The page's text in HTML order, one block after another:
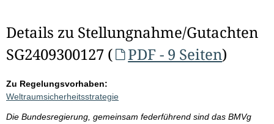
Details zu Stellungnahme/Gutachten
SG2409300127 (
PDF - 9 Seiten)
Zu Regelungsvorhaben:
Weltraumsicherheitsstrategie
Die Bundesregierung, gemeinsam federführend sind das BMVg